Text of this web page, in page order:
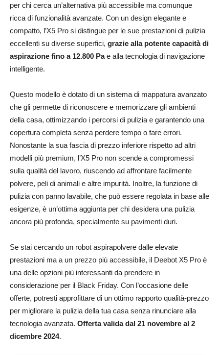
per chi cerca un’alternativa più accessibile ma comunque
ricca di funzionalità avanzate. Con un design elegante e
compatto, l’X5 Pro si distingue per le sue prestazioni di pulizia
eccellenti su diverse superfici, grazie alla potente capacità di
aspirazione fino a 12.800 Pae alla tecnologia di navigazione
intelligente.
Questo modello è dotato di un sistema di mappatura avanzato
che gli permette di riconoscere e memorizzare gli ambienti
della casa, ottimizzando i percorsi di pulizia e garantendo una
copertura completa senza perdere tempo o fare errori.
Nonostante la sua fascia di prezzo inferiore rispetto ad altri
modelli più premium, l’X5 Pro non scende a compromessi
sulla qualità del lavoro, riuscendo ad affrontare facilmente
polvere, peli di animali e altre impurità. Inoltre, la funzione di
pulizia con panno lavabile, che può essere regolata in base alle
esigenze, è un’ottima aggiunta per chi desidera una pulizia
ancora più profonda, specialmente su pavimenti duri.
Se stai cercando un robot aspirapolvere dalle elevate
prestazioni ma a un prezzo più accessibile, il Deebot X5 Pro è
una delle opzioni più interessanti da prendere in
considerazione per il Black Friday. Con l’occasione delle
offerte, potresti approfittare di un ottimo rapporto qualità-prezzo
per migliorare la pulizia della tua casa senza rinunciare alla
tecnologia avanzata. Offerta valida dal 21 novembre al 2
dicembre 2024.